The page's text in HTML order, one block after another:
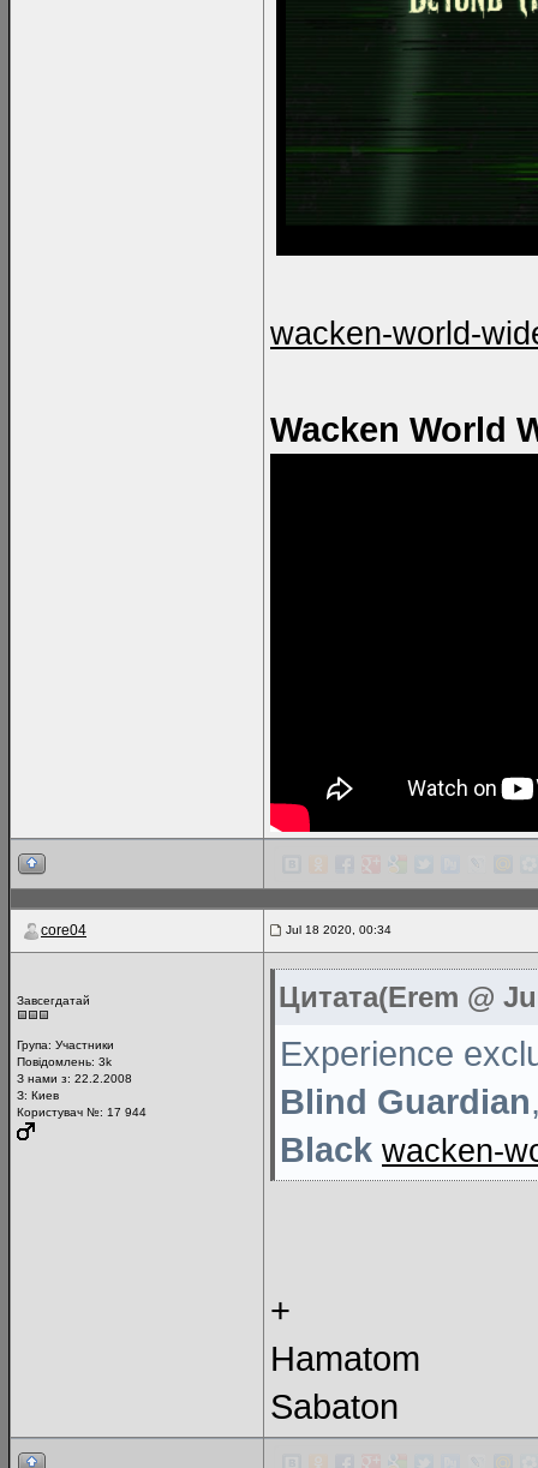
wacken-world-
Wacken World
core04 Jul 18 2020, 00:34
Завсегдатай
Група: Участники
Повідомлень: 3k
З нами з: 22.2.2008
З: Киев
Користувач №: 17 944
Цитата(Erem @
Experience
Blind Guardian
Black wacken-
+
Hamatom
Sabaton